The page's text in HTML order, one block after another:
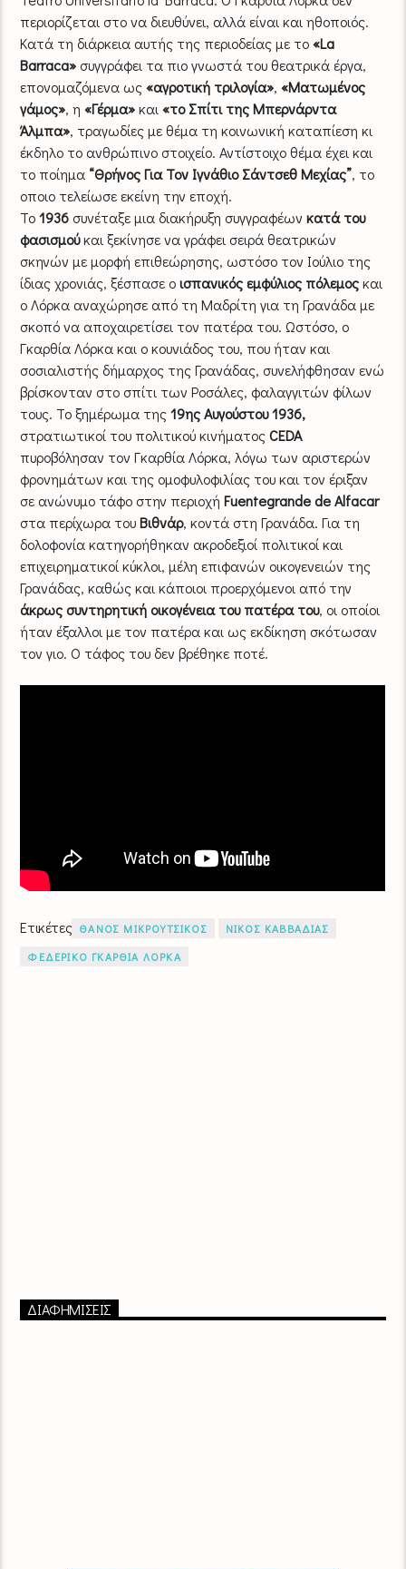
περιορίζεται στο να διευθύνει, αλλά είναι και ηθοποιός.
Κατά τη διάρκεια αυτής της περιοδείας με το«La
Barraca» συγγράφει τα πιο γνωστά του θεατρικά έργα,
επονομαζόμενα ως«αγροτική τριλογία»,«Ματωμένος
γάμος», η«Γέρμα»και«το Σπίτι της Μπερνάρντα
Άλμπα», τραγωδίες με θέμα τη κοινωνική καταπίεση κι
έκδηλο το ανθρώπινο στοιχείο. Αντίστοιχο θέμα έχει και
το ποίημα “Θρήνος Για Τον Ιγνάθιο Σάντσεθ Μεχίας”, το
οποιο τελείωσε εκείνη την εποχή.
Το1936 συνέταξε μια διακήρυξη συγγραφέωνκατά του
φασισμούκαι ξεκίνησε να γράφει σειρά θεατρικών
σκηνών με μορφή επιθεώρησης, ωστόσο τον Ιούλιο της
ίδιας χρονιάς, ξέσπασε οισπανικός εμφύλιος πόλεμοςκαι
ο Λόρκα αναχώρησε από τη Μαδρίτη για τη Γρανάδα με
σκοπό να αποχαιρετίσει τον πατέρα του. Ωστόσο, ο
Γκαρθία Λόρκα και ο κουνιάδος του, που ήταν και
σοσιαλιστής δήμαρχος της Γρανάδας, συνελήφθησαν ενώ
βρίσκονταν στο σπίτι των Ροσάλες, φαλαγγιτών φίλων
τους. Το ξημέρωμα της19ης Αυγούστου 1936,
στρατιωτικοί του πολιτικού κινήματοςCEDA
πυροβόλησαν τον Γκαρθία Λόρκα, λόγω των αριστερών
φρονημάτων και της ομοφυλοφιλίας του και τον έριξαν
σε ανώνυμο τάφο στην περιοχήFuentegrande de Alfacar
στα περίχωρα τουΒιθνάρ, κοντά στη Γρανάδα. Για τη
δολοφονία κατηγορήθηκαν ακροδεξιοί πολιτικοί και
επιχειρηματικοί κύκλοι, μέλη επιφανών οικογενειών της
Γρανάδας, καθώς και κάποιοι προερχόμενοι από την
άκρως συντηρητική οικογένεια του πατέρα του, οι οποίοι
ήταν έξαλλοι με τον πατέρα και ως εκδίκηση σκότωσαν
τον γιο. Ο τάφος του δεν βρέθηκε ποτέ.
Ετικέτες ΘΑΝΟΣ ΜΙΚΡΟΥΤΣΙΚΟΣ
ΝΙΚΟΣ ΚΑΒΒΑΔΙΑΣ
ΦΕΔΕΡΙΚΟ ΓΚΑΡΘΙΑ ΛΟΡΚΑ
ΔΙΑΦΗΜΙΣΕΙΣ